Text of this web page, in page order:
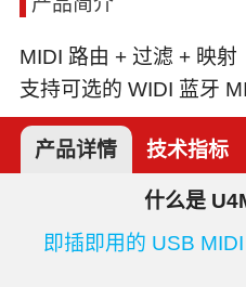
MIDI 路由 + 过滤 + 映射
支持可选的 WIDI 蓝牙
产品详情 技术指标
什么是
即插即用的 USB MIDI